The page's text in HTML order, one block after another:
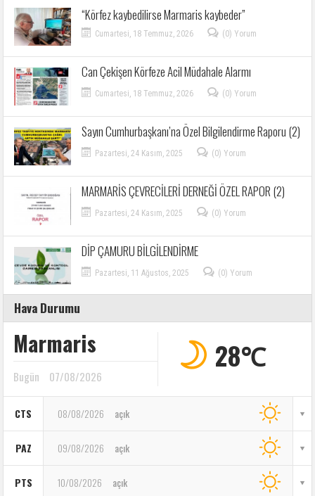
“Körfez kaybedilirse Marmaris kaybeder”
Cumartesi, 18 Temmuz, 2026 (0) Yorum
Can Çekişen Körfeze Acil Müdahale Alarmı
Cumartesi, 18 Temmuz, 2026 (0) Yorum
Sayın Cumhurbaşkanı’na Özel Bilgilendirme Raporu (2)
Pazartesi, 24 Kasım, 2025 (0) Yorum
MARMARİS ÇEVRECİLERİ DERNEĞİ ÖZEL RAPOR (2)
Pazartesi, 24 Kasım, 2025 (0) Yorum
DİP ÇAMURU BİLGİLENDİRME
Pazartesi, 11 Ağustos, 2025 (0) Yorum
Hava Durumu
Marmaris
Bugün 07/08/2026
28℃
CTS 08/08/2026 açık
PAZ 09/08/2026 açık
PTS 10/08/2026 açık